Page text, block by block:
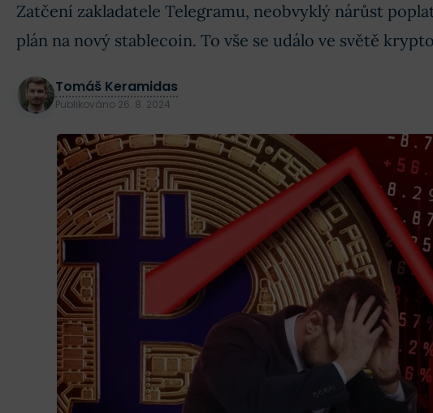
Zatčení zakladatele Telegramu, neobvyklý nárůst
plán na nový stablecoin. To vše se událo ve světě
Tomáš Keramidas
Publikováno 26. 8. 2024